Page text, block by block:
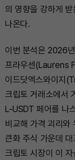
의 영향을 강하게 받
나온다.
이번 분석은 2026
프라우센(Laurens
이드닷엑스와이지
크립토 거래소에서
L-USDT 페어를 나
비교해 가격 괴리와
큰화 주식 가운데
크립토 시장이 이